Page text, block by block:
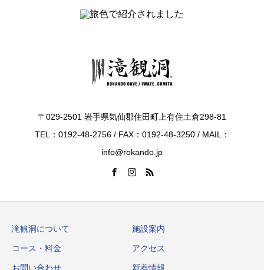
〒029-2501 岩手県気仙郡住田町上有住土倉298-81
TEL：0192-48-2756 / FAX：0192-48-3250 / MAIL：
info@rokando.jp
滝観洞について 施設案内
コース・料金 アクセス
お問い合わせ 新着情報